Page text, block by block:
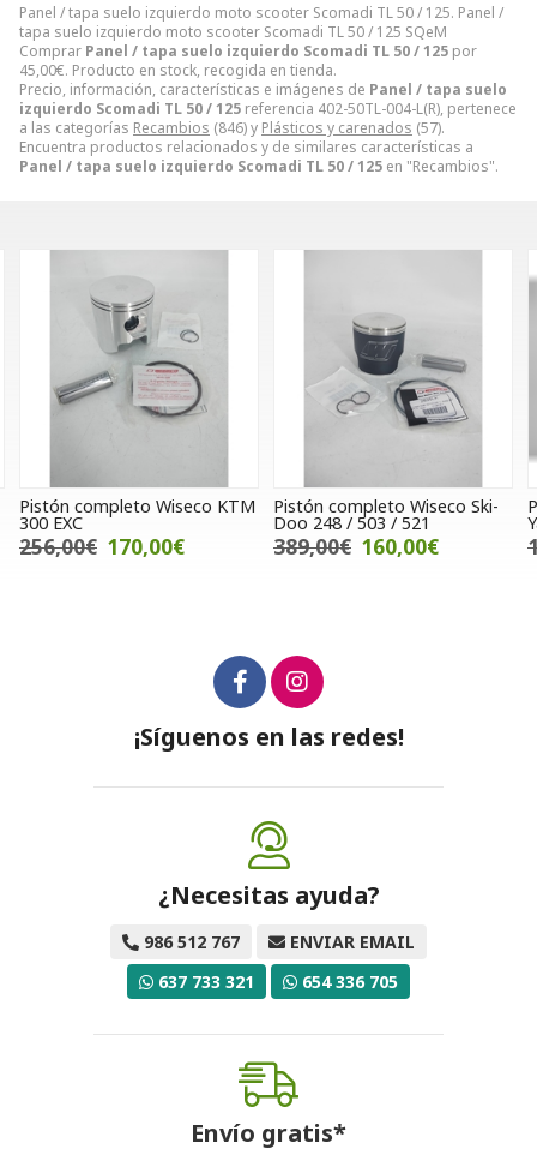
Panel / tapa suelo izquierdo moto scooter Scomadi TL 50 / 125. Panel /
tapa suelo izquierdo moto scooter Scomadi TL 50 / 125 SQeM
Comprar Panel / tapa suelo izquierdo Scomadi TL 50 / 125 por
45,00€. Producto en stock, recogida en tienda.
Precio, información, características e imágenes de Panel / tapa suelo
izquierdo Scomadi TL 50 / 125 referencia 402-50TL-004-L(R), pertenece
a las categorías Recambios (846) y Plásticos y carenados (57).
Encuentra productos relacionados y de similares características a
Panel / tapa suelo izquierdo Scomadi TL 50 / 125 en "Recambios".
Pistón completo Wiseco Ski-
Doo 248 / 503 / 521
389,00€ 160,00€
Pistón completo Wiseco
Yamaha YZ 175
155,00€ 115,00€
¡Síguenos en las redes!
¿Necesitas ayuda?
986 512 767
ENVIAR EMAIL
637 733 321
654 336 705
Envío gratis*